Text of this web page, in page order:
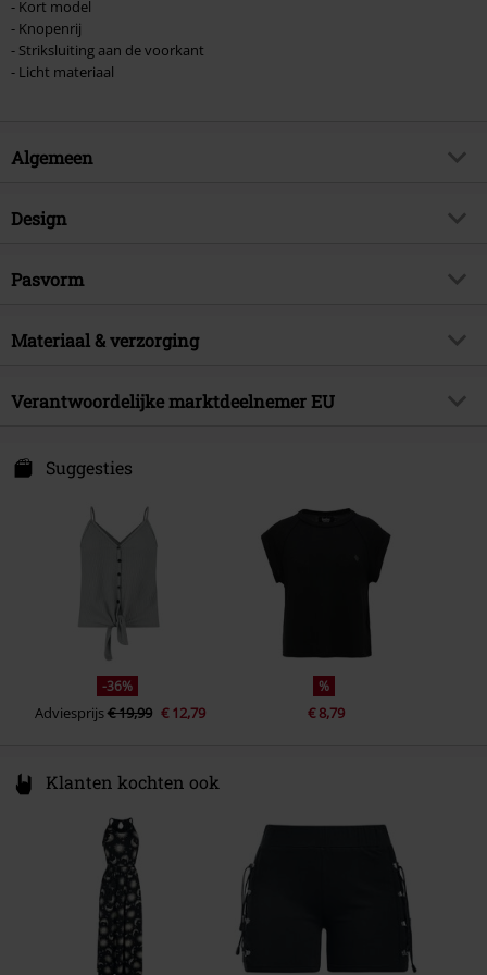
- Kort model
- Knopenrij
- Striksluiting aan de voorkant
- Licht materiaal
Algemeen
Artikelnr.
Brand
Releasedatum
Design
Producttype
Halslijn
Pasvorm
Pasvorm/Tops
Materiaal & verzorging
Buitenmateriaal
100% polyester
Verantwoordelijke marktdeelnemer EU
Einsteinstr. 6
49835 Wietmarschen
info@forplay.shop
Suggesties
-36%
Adviesprijs€ 19,99 € 12,79
%
€ 8,79
Klanten kochten ook